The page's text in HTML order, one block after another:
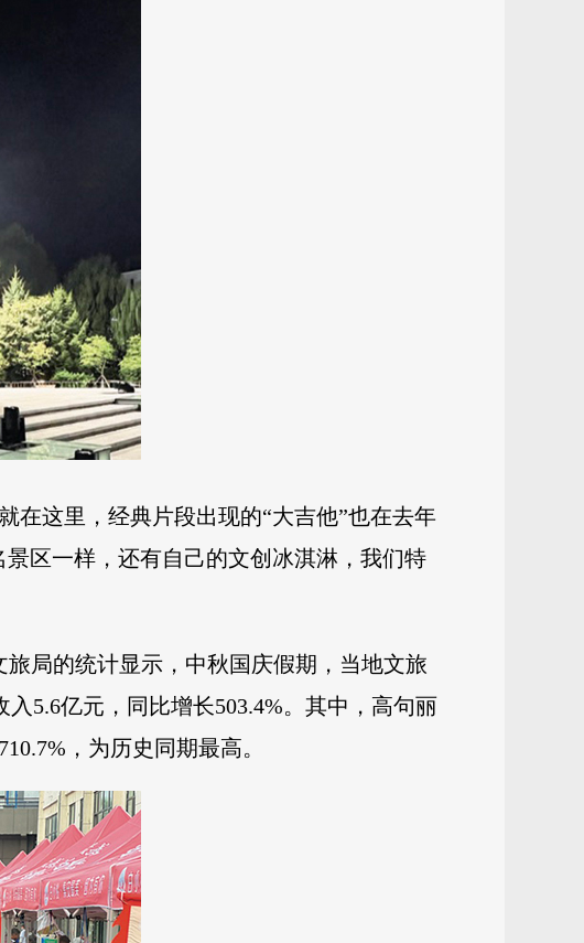
在这里，经典片段出现的“大吉他”也在去年
区一样，还有自己的文创冰淇淋，我们特
局的统计显示，中秋国庆假期，当地文旅
5.6亿元，同比增长503.4%。其中，高句丽
，为历史同期最高。